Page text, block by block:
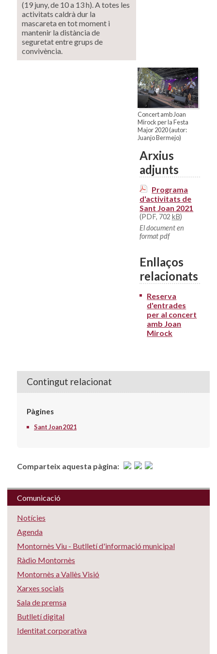
(19 juny, de 10 a 13 h). A totes les
activitats caldrà dur la
mascareta en tot moment i
mantenir la distància de
seguretat entre grups de
convivència.
Concert amb Joan
Mirock per la Festa
Major 2020 (autor:
Juanjo Bermejo)
Arxius
adjunts
Programa
d'activitats de
Sant Joan 2021
(PDF, 702kB)
El document en
format pdf
Enllaços
relacionats
Reserva
d'entrades
per al concert
amb Joan
Mirock
Contingut relacionat
Pàgines
Sant Joan 2021
Comparteix aquesta pàgina:
Comunicació
Notícies
Agenda
Montornès Viu - Butlletí d'informació municipal
Ràdio Montornès
Montornès a Vallès Visió
Xarxes socials
Sala de premsa
Butlletí digital
Identitat corporativa